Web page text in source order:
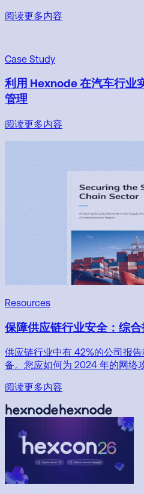
阅读更多内容
Case Study
利用 Hexnode 在汽车行业
管理
阅读更多内容
Resources
保障供应链行业安全：综
供应链行业中有 42%的公司报
备。您应如何为 2024 年的网络
阅读更多内容